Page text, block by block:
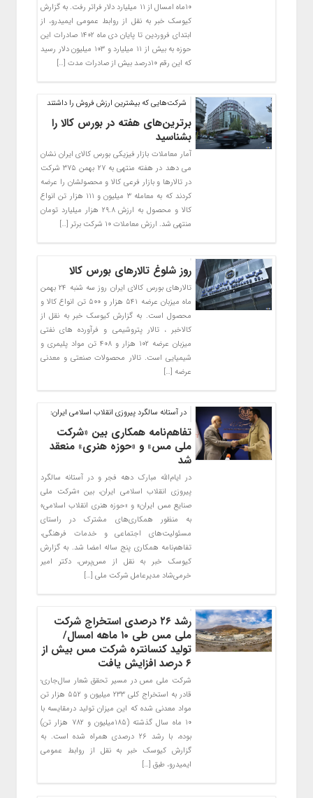
۱۰ماه امسال از ۱۱ میلیارد دلار فراتر رفت. به گزارش
کیوسک خبر به نقل از روابط عمومی ایمیدرو، از
ابتدای فروردین تا پایان دی ماه ۱۴۰۲ صادرات این
حوزه به بیش از ۱۱ میلیارد و ۱۰۳ میلیون دلار رسید
که این رقم ۱۰درصد بیش از صادرات مدت […]
شرکت‌هایی که بیشترین ارزش فروش را داشتند
برترین‌های هفته در بورس کالا را
بشناسید
آمار معاملات بازار فیزیکی بورس کالای ایران نشان
می دهد در هفته منتهی به ۲۷ بهمن ۳۷۵ شرکت
در تالارها و بازار فرعی کالا و محصولشان را عرضه
کردند که به معامله ۳ میلیون و ۱۱۱ هزار تن انواع
کالا و محصول به ارزش ۲۹.۸ هزار میلیارد تومان
منتهی شد. ارزش معاملات ۱۰ شرکت برتر […]
روز شلوغ تالارهای بورس کالا
تالارهای بورس کالای ایران روز سه شنبه ۲۴ بهمن
ماه میزبان عرضه ۵۴۱ هزار و ۵۰۰ تن انواع کالا و
محصول است. به گزارش کیوسک خبر به نقل از
کالاخبر ، تالار پتروشیمی و فرآورده های نفتی
میزبان عرضه ۱۰۲ هزار و ۴۰۸ تن مواد پلیمری و
شیمیایی است. تالار محصولات صنعتی و معدنی
عرضه […]
در آستانه سالگرد پیروزی انقلاب اسلامی ایران:
تفاهم‌نامه همکاری بین «شرکت
ملی مس» و «حوزه هنری» منعقد
شد
در ایام‌الله مبارک دهه فجر و در آستانه سالگرد
پیروزی انقلاب اسلامی ایران، بین «شرکت ملی
صنایع مس ایران» و «حوزه هنری انقلاب اسلامی»
به منظور همکاری‌های مشترک در راستای
مسئولیت‌های اجتماعی و خدمات فرهنگی،
تفاهم‌نامه همکاری پنج ساله امضا شد. به گزارش
کیوسک خبر به نقل از مس‌پرس، دکتر امیر
خرمی‌شاد مدیرعامل شرکت ملی […]
رشد ۲۶ درصدی استخراج شرکت
ملی مس طی ۱۰ ماهه امسال/
تولید کنسانتره شرکت مس بیش از
۶ درصد افزایش یافت
شرکت ملی مس در مسیر تحقق شعار سال‌جاری؛
قادر به استخراج کلی ۲۳۳ میلیون و ۵۵۲ هزار تن
مواد معدنی شده که این میزان تولید درمقایسه با
۱۰ ماه سال گذشته (۱۸۵میلیون و ۷۸۲ هزار تن)
بوده، با رشد ۲۶ درصدی همراه شده است. به
گزارش کیوسک خبر به نقل از روابط عمومی
ایمیدرو، طبق […]